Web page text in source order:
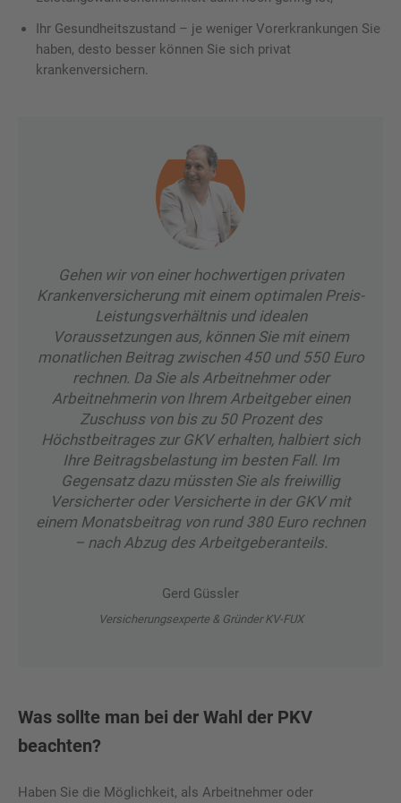
Ihr Gesundheitszustand – je weniger Vorerkrankungen Sie
haben, desto besser können Sie sich privat
krankenversichern.
Gehen wir von einer hochwertigen privaten
Krankenversicherung mit einem optimalen Preis-
Leistungsverhältnis und idealen
Voraussetzungen aus, können Sie mit einem
monatlichen Beitrag zwischen 450 und 550 Euro
rechnen. Da Sie als Arbeitnehmer oder
Arbeitnehmerin von Ihrem Arbeitgeber einen
Zuschuss von bis zu 50 Prozent des
Höchstbeitrages zur GKV erhalten, halbiert sich
Ihre Beitragsbelastung im besten Fall. Im
Gegensatz dazu müssten Sie als freiwillig
Versicherter oder Versicherte in der GKV mit
einem Monatsbeitrag von rund 380 Euro rechnen
– nach Abzug des Arbeitgeberanteils.
Gerd Güssler
Versicherungsexperte & Gründer KV-FUX
Was sollte man bei der Wahl der PKV
beachten?
Haben Sie die Möglichkeit, als Arbeitnehmer oder